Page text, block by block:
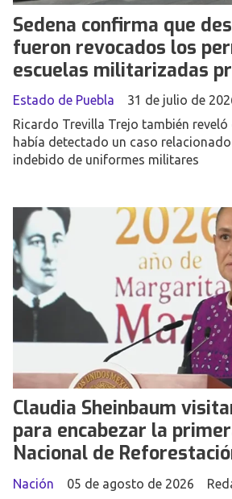
Sedena confirma que
fueron revocados los
escuelas militarizadas
Estado de Puebla
31 de julio de
Ricardo Trevilla Trejo también reveló
había detectado un caso
indebido de uniformes militares
Claudia Sheinbaum
para encabezar la
Nacional de
Nación
05 de agosto de 2026